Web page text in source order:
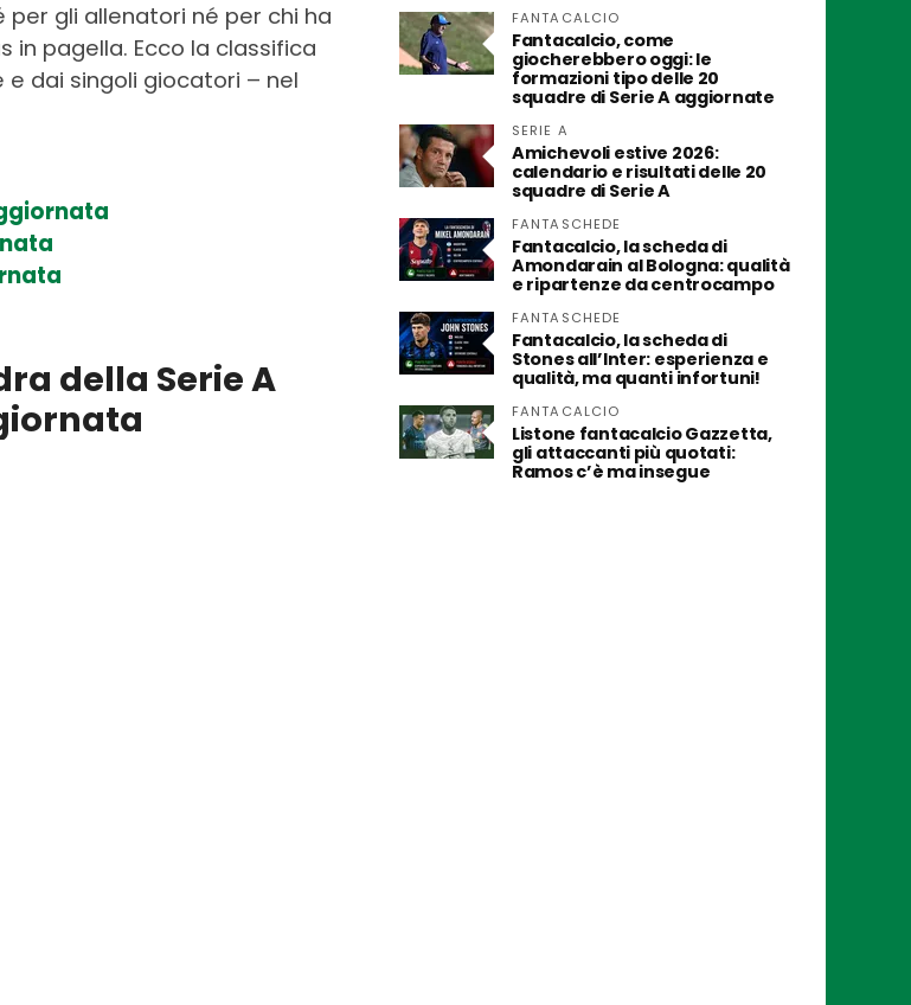
per gli allenatori né per chi ha
pagella. Ecco la classifica
dai singoli giocatori – nel
della Serie A
FANTACALCIO
Fantacalcio, come
giocherebbero oggi: le
formazioni tipo delle 20
squadre di Serie A aggiornate
SERIE A
Amichevoli estive 2026:
calendario e risultati delle 20
squadre di Serie A
FANTASCHEDE
Fantacalcio, la scheda di
Amondarain al Bologna: qualità
e ripartenze da centrocampo
FANTASCHEDE
Fantacalcio, la scheda di
Stones all’Inter: esperienza e
qualità, ma quanti infortuni!
FANTACALCIO
Listone fantacalcio Gazzetta,
gli attaccanti più quotati:
Ramos c’è ma insegue